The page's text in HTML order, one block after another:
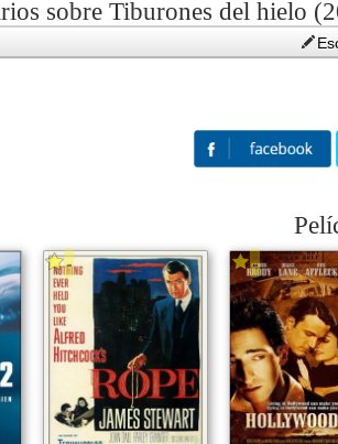
sobre Tiburones del hielo
- -